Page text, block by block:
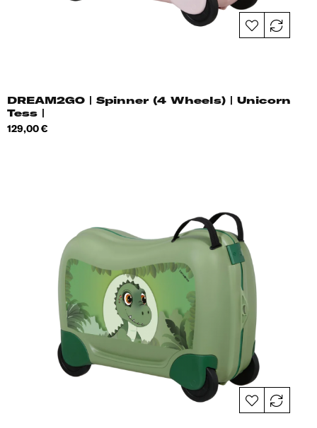
DREAM2GO | Spinner (4 Wheels) | Unicorn
Tess |
Hind
129,00 €